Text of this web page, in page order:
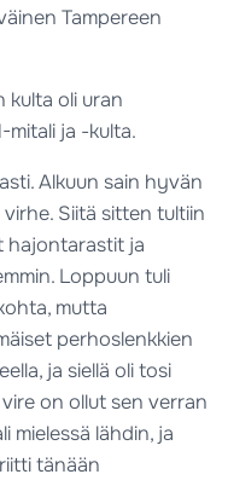
Tampereen
kulta oli uran
mitali ja -kulta.
Alkuun sain hyvän
Siitä sitten tultiin
hajontarastit ja
Loppuun tuli
mutta
perhoslenkkien
ja siellä oli tosi
on ollut sen verran
mielessä lähdin, ja
tänään